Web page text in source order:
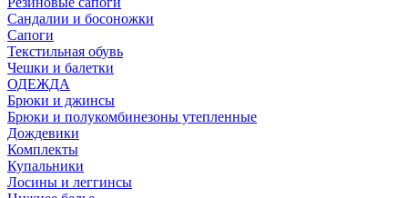
Сандалии и босоножки
Сапоги
Текстильная обувь
Чешки и балетки
ОДЕЖДА
Брюки и джинсы
Брюки и полукомбинезоны утепленные
Дождевики
Комплекты
Купальники
Лосины и леггинсы